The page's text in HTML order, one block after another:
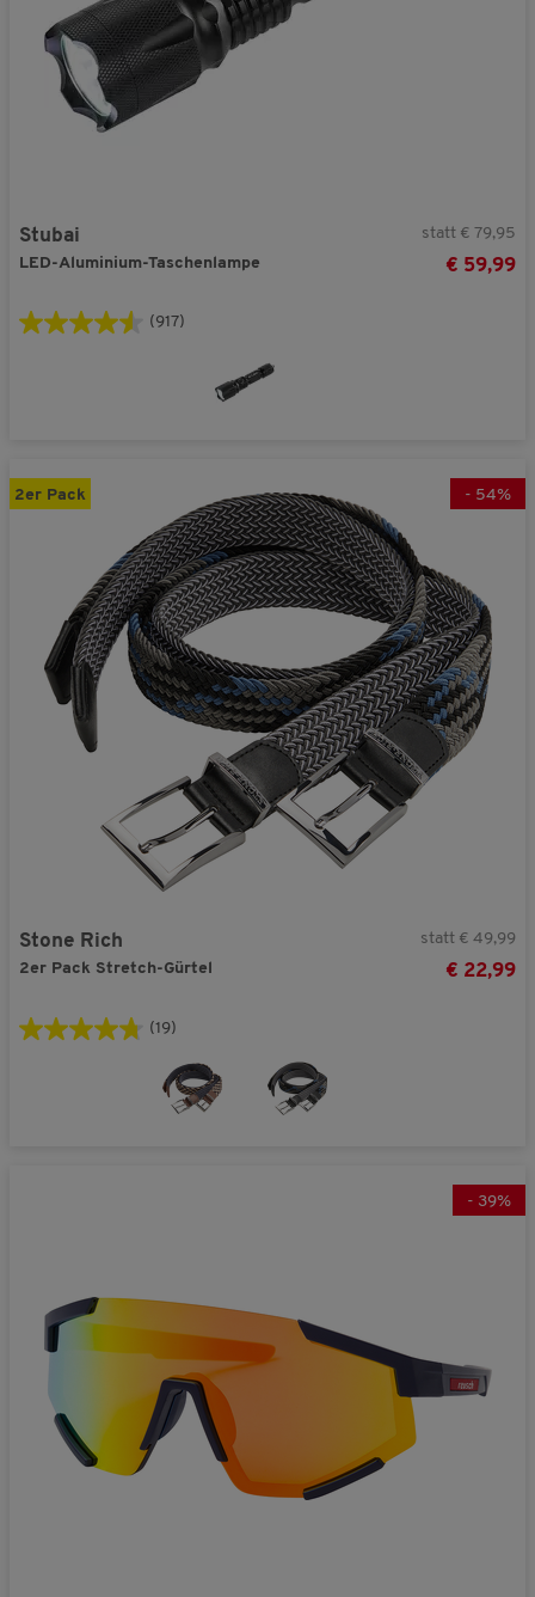
Stubai
LED-Aluminium-Taschenlampe
statt € 79,95
€ 59,99
(917)
2er Pack - 54%
Stone Rich
2er Pack Stretch-Gürtel
statt € 49,99
€ 22,99
(19)
- 39%